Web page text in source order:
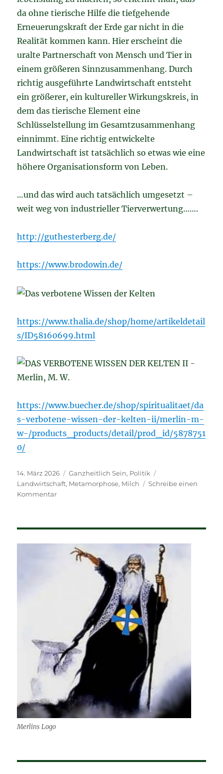
da ohne tierische Hilfe die tiefgehende
Erneuerungskraft der Erde gar nicht in die
Realität kommen kann. Hier erscheint die
uralte Partnerschaft von Mensch und Tier in
einem größeren Sinnzusammenhang. Durch
richtig ausgeführte Landwirtschaft entsteht
ein größerer, ein kultureller Wirkungskreis, in
dem das tierische Element eine
Schlüsselstellung im Gesamtzusammenhang
einnimmt. Eine richtig entwickelte
Landwirtschaft ist tatsächlich so etwas wie eine
höhere Organisationsform von Leben.
…und das wird auch tatsächlich umgesetzt –
weit weg von industrieller Tierverwertung…….
http://guthesterberg.de/
https://www.brodowin.de/
https://www.thalia.de/shop/home/artikeldetail
s/ID58160699.html
https://www.buecher.de/shop/spiritualitaet/da
s-verbotene-wissen-der-kelten-ii/merlin-m-
w-/products_products/detail/prod_id/5878751
0/
Veröffentlicht
am
14. März 2026 Kategorien
Ganzheitlich Sein, Politik
Landwirtschaft, Metamorphose, Milch
Schreibe einen
Kommentarzu
Merlins Logo